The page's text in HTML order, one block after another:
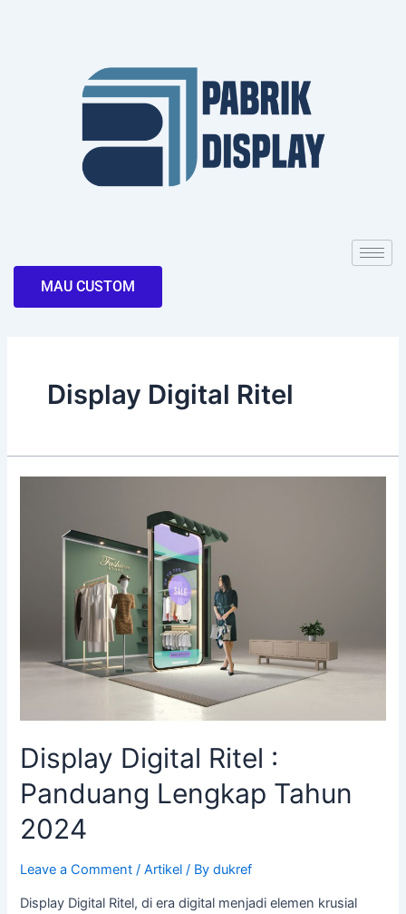
MAU CUSTOM
Display Digital Ritel
Display Digital Ritel :
Panduang Lengkap Tahun
2024
Leave a Comment /Artikel / Bydukref
Display Digital Ritel, di era digital menjadi elemen krusial